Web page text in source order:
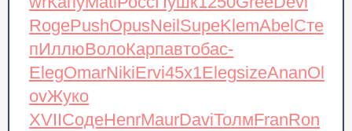
RogePushOpusNeilSupeKlemAbelСте
пИллюВолоКарпавтобас-
ElegOmarNikiErvi45х1ElegsizeAnanOl
ovЖуко
XVIIСодеHenrMaurDaviТолмFranRon